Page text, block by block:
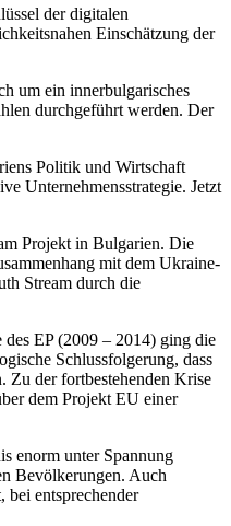
der digitalen
Einschätzung der
um ein innerbulgarisches
durchgeführt werden. Der
Politik und Wirtschaft
Unternehmensstrategie. Jetzt
Projekt in Bulgarien. Die
mit dem Ukraine-
Stream durch die
EP (2009 – 2014) ging die
Schlussfolgerung, dass
Zu der fortbestehenden Krise
dem Projekt EU einer
enorm unter Spannung
Bevölkerungen. Auch
entsprechender